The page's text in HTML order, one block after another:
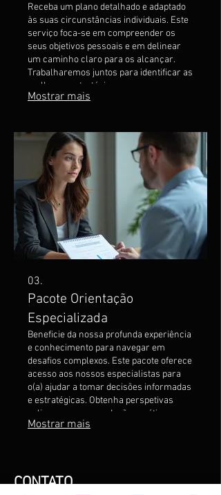
Receba um plano detalhado e adaptado
às suas circunstâncias individuais. Este
serviço foca-se em compreender os
seus objetivos pessoais e em delinear
um caminho claro para os alcançar.
Trabalharemos juntos para identificar as
melhores estratégias e recursos
necessários para o seu sucesso.
Mostrar mais
03.
Pacote Orientação
Especializada
Beneficie da nossa profunda experiência
e conhecimento para navegar em
desafios complexos. Este pacote oferece
acesso aos nossos especialistas para
o(a) ajudar a tomar decisões informadas
e estratégicas. Obtenha perspetivas
valiosas e recomendações práticas
adaptadas à sua situação. Assegure-se
Mostrar mais
CONTATO